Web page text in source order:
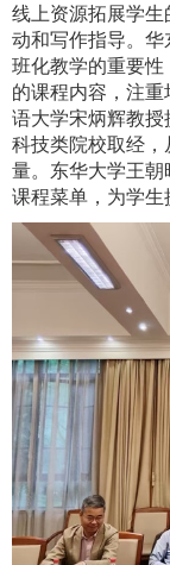
线上资源拓展学
动和写作指导。
班化教学的重要
的课程内容，注
语大学宋炳辉教授
科技类院校取经
量。东华大学王
课程菜单，为学生